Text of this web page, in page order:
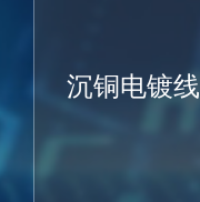
沉铜电镀线